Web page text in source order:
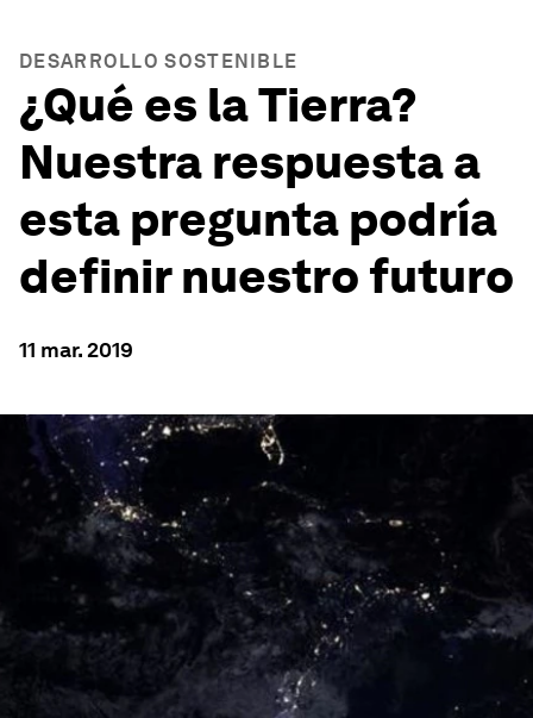
DESARROLLO SOSTENIBLE
¿Qué es la Tierra?
Nuestra respuesta a
esta pregunta podría
definir nuestro futuro
11 mar. 2019